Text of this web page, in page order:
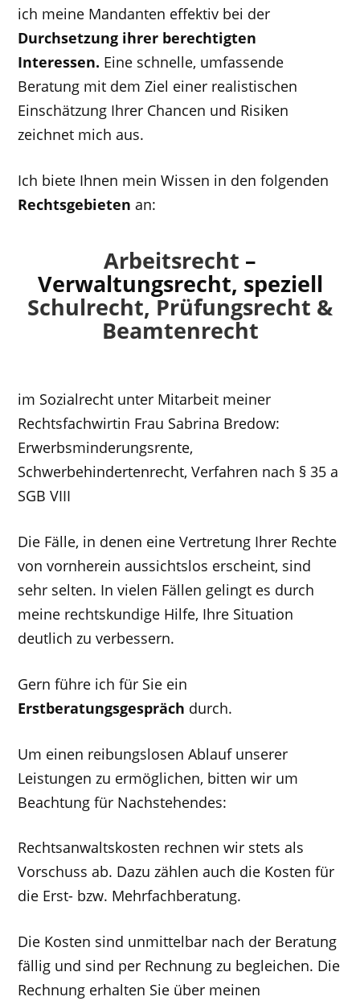
ich meine Mandanten effektiv bei der
Durchsetzung ihrer berechtigten
Interessen. Eine schnelle, umfassende
Beratung mit dem Ziel einer realistischen
Einschätzung Ihrer Chancen und Risiken
zeichnet mich aus.
Ich biete Ihnen mein Wissen in den folgenden
Rechtsgebieten an:
Arbeitsrecht –
Verwaltungsrecht, speziell
Schulrecht, Prüfungsrecht &
Beamtenrecht
im Sozialrecht unter Mitarbeit meiner
Rechtsfachwirtin Frau Sabrina Bredow:
Erwerbsminderungsrente,
Schwerbehindertenrecht, Verfahren nach § 35 a
SGB VIII
Die Fälle, in denen eine Vertretung Ihrer Rechte
von vornherein aussichtslos erscheint, sind
sehr selten. In vielen Fällen gelingt es durch
meine rechtskundige Hilfe, Ihre Situation
deutlich zu verbessern.
Gern führe ich für Sie ein
Erstberatungsgespräch durch.
Um einen reibungslosen Ablauf unserer
Leistungen zu ermöglichen, bitten wir um
Beachtung für Nachstehendes:
Rechtsanwaltskosten rechnen wir stets als
Vorschuss ab. Dazu zählen auch die Kosten für
die Erst- bzw. Mehrfachberatung.
Die Kosten sind unmittelbar nach der Beratung
fällig und sind per Rechnung zu begleichen. Die
Rechnung erhalten Sie über meinen